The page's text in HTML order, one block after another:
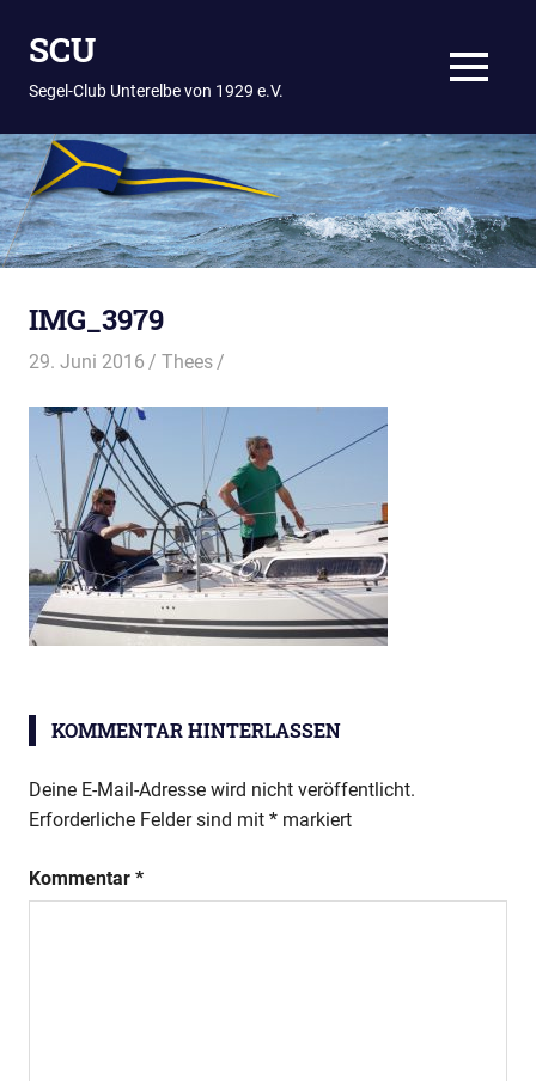
InhaltSCU
Segel-Club Unterelbe von 1929 e.V. MENÜ
IMG_3979
29. Juni 2016 Thees
KOMMENTAR HINTERLASSEN
Deine E-Mail-Adresse wird nicht veröffentlicht.
Erforderliche Felder sind mit * markiert
Kommentar *